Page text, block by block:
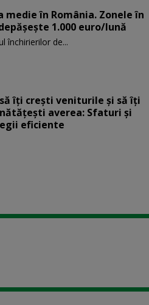
medie în România. Zonele în
1.000 euro/lună
închirierilor de...
îți crești veniturile și să îți
averea: Sfaturi și
eficiente